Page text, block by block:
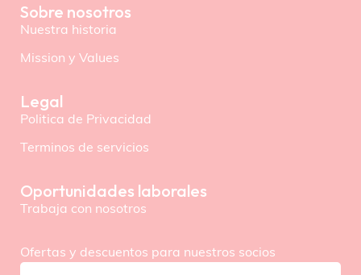
Sobre nosotros
Nuestra historia
Mission y Values
Legal
Politica de Privacidad
Terminos de servicios
Oportunidades laborales
Trabaja con nosotros
Ofertas y descuentos para nuestros socios